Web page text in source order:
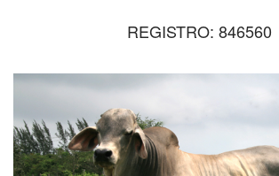
BÚSQUEDA EN EL SITIO
REGISTRO: 846560